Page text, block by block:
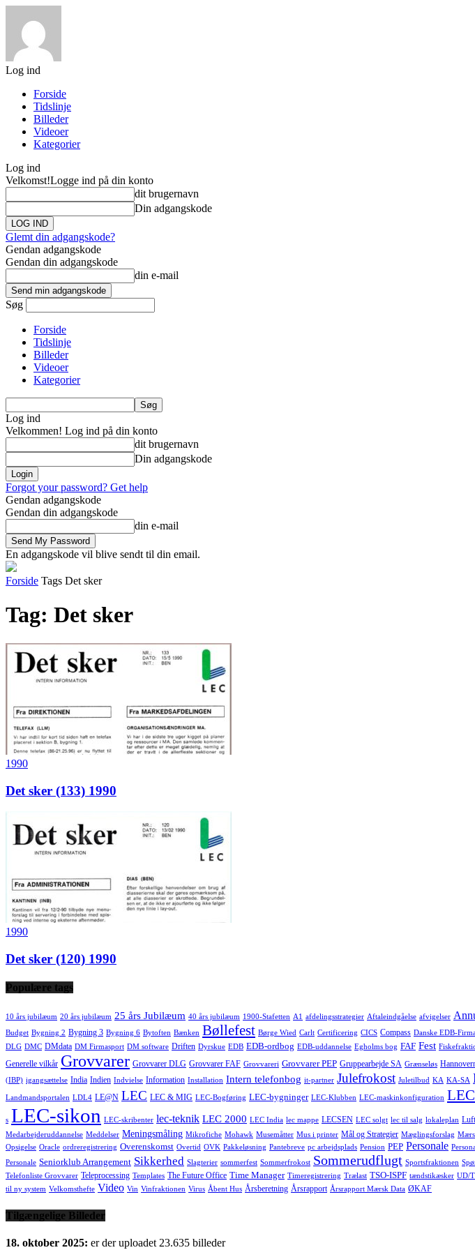
Log ind
Forside
Tidslinje
Billeder
Videoer
Kategorier
Log ind
Velkomst!Logge ind på din konto
dit brugernavn
Din adgangskode
Glemt din adgangskode?
Gendan adgangskode
Gendan din adgangskode
din e-mail
Søg
Forside
Tidslinje
Billeder
Videoer
Kategorier
Log ind
Velkommen! Log ind på din konto
dit brugernavn
Din adgangskode
Forgot your password? Get help
Gendan adgangskode
Gendan din adgangskode
din e-mail
En adgangskode vil blive sendt til din email.
Forside Tags Det sker
Tag: Det sker
1990
Det sker (133) 1990
1990
Det sker (120) 1990
Populære tags
10 års jubilæum 20 års jubilæum 25 års Jubilæum 40 års jubilæum 1900-Stafetten A1 afdelingsstrategier Aftaleindgåelse afvigelser
Budget Bygning 2 Bygning 3 Bygning 6 Bytoften Bænken Bøllefest Børge Wied Carlt Certificering CICS Compass Danske EDB-
DLG DMC DMdata DM Firmasport DM software Driften Dyrskue EDB EDB-ordbog EDB-uddannelse Egholms bog FAF Fest
Generelle vilkår Grovvarer Grovvarer DLG Grovvarer FAF Grovvareri Grovvarer PEP Gruppearbejde SA Grænseløs
(IBP) igangsættelse India Indien Indvielse Information Installation Intern telefonbog it-partner Julefrokost Juletilbud KA KA-SA
Landmandsportalen LDL4 LE@N LEC LEC & MIG LEC-Bogføring LEC-bygninger LEC-Klubben LEC-maskinkonfiguration
s LEC-sikon LEC-skribenter lec-teknik LEC 2000 LEC India lec mappe LECSEN LEC solgt lec til salg lokaleplan
Medarbejderuddannelse Meddelser Meningsmåling Mikrofiche Mohawk Musemåtter Mus i printer Mål og Strategier Mæglingsforslag
Opsigelse Oracle ordreregistrering Overenskomst Overtid OVK Pakkeløsning Pantebreve pc arbejdsplads Pension PEP Personale
Personale Seniorklub Arrangement Sikkerhed Slagterier sommerfest Sommerfrokost Sommerudflugt Sportsfraktionen
Telefonliste Grovvarer Teleprocessing Templates The Future Office Time Manager Timeregistrering Trælast TSO-ISPF tændstikæsker UD/
til ny system Velkomsthefte Video Vin Vinfraktionen Virus Åbent Hus Årsberetning Årsrapport Årsrapport Mærsk Data ØKAF
Tilgængelige Billeder
18. oktober 2025: er der uploadet 23.635 billeder